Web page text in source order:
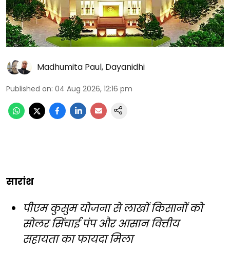
Madhumita Paul, Dayanidhi
Published on: 04 Aug 2026, 12:16 pm
सारांश
पीएम कुसुम योजना से लाखों किसानों को
सोलर सिंचाई पंप और आसान वित्तीय
सहायता का फायदा मिला